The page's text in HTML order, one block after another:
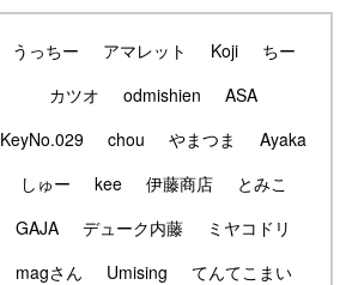
うっちー アマレット Koji
ちー
カツオ
odmishien
ASA
KeyNo.029
chou やまつま
Ayaka
しゅー
kee 伊藤商店
とみこ
GAJA
デューク内藤
ミヤコドリ
magさん
Umising
てんてこまい